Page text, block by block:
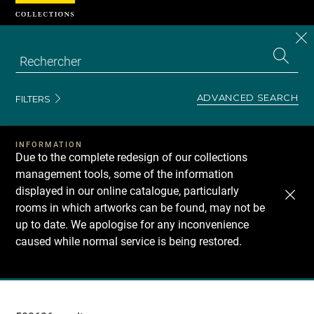
FILTERS ADVANCED SEARCH
INFORMATION
Due to the complete redesign of our collections
management tools, some of the information
displayed in our online catalogue, particularly
rooms in which artworks can be found, may not be
up to date. We apologise for any inconvenience
caused while normal service is being restored.
Recherche
Cookies management panel